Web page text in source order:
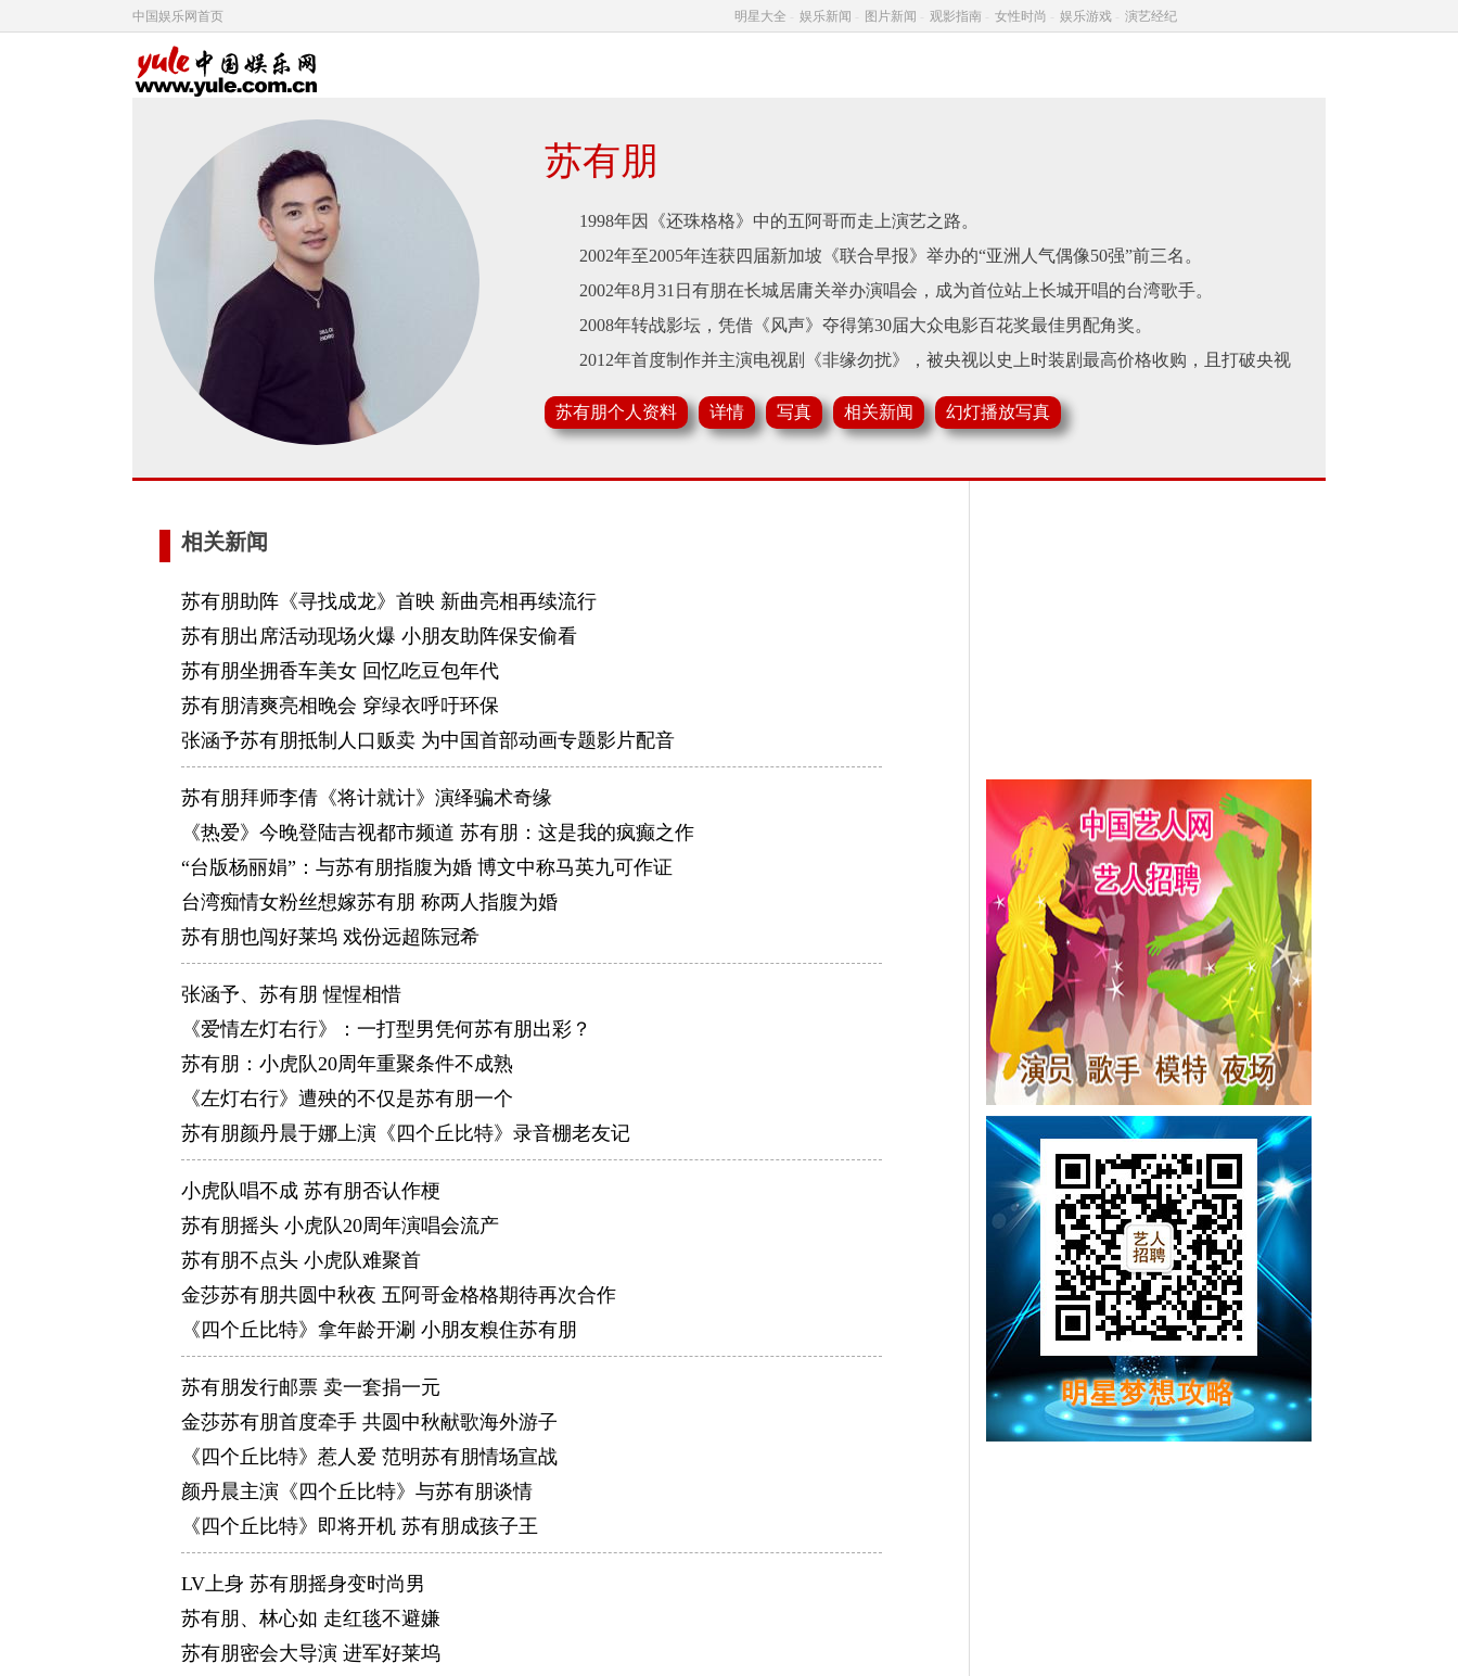
中国娱乐网首页 明星大全 娱乐新闻 图片新闻 观影指南 女性时尚 娱乐游戏 演艺经纪
苏有朋
1998年因《还珠格格》中的五阿哥而走上演艺之路。
2002年至2005年连获四届新加坡《联合早报》举办的“亚洲人气偶像50强”前三名。
2002年8月31日有朋在长城居庸关举办演唱会，成为首位站上长城开唱的台湾歌手。
2008年转战影坛，凭借《风声》夺得第30届大众电影百花奖最佳男配角奖。
2012年首度制作并主演电视剧《非缘勿扰》，被央视以史上时装剧最高价格收购，且打破央视
收视记录。
2014年8月，苏有朋首次担任导演， 执导电影《左耳》提名台湾金马奖。
苏有朋个人资料 详情 写真 相关新闻 幻灯播放写真
相关新闻
苏有朋助阵《寻找成龙》首映 新曲亮相再续流行
苏有朋出席活动现场火爆 小朋友助阵保安偷看
苏有朋坐拥香车美女 回忆吃豆包年代
苏有朋清爽亮相晚会 穿绿衣呼吁环保
张涵予苏有朋抵制人口贩卖 为中国首部动画专题影片配音
苏有朋拜师李倩《将计就计》演绎骗术奇缘
《热爱》今晚登陆吉视都市频道 苏有朋：这是我的疯癫之作
“台版杨丽娟”：与苏有朋指腹为婚 博文中称马英九可作证
台湾痴情女粉丝想嫁苏有朋 称两人指腹为婚
苏有朋也闯好莱坞 戏份远超陈冠希
张涵予、苏有朋 惺惺相惜
《爱情左灯右行》：一打型男凭何苏有朋出彩？
苏有朋：小虎队20周年重聚条件不成熟
《左灯右行》遭殃的不仅是苏有朋一个
苏有朋颜丹晨于娜上演《四个丘比特》录音棚老友记
小虎队唱不成 苏有朋否认作梗
苏有朋摇头 小虎队20周年演唱会流产
苏有朋不点头 小虎队难聚首
金莎苏有朋共圆中秋夜 五阿哥金格格期待再次合作
《四个丘比特》拿年龄开涮 小朋友糗住苏有朋
苏有朋发行邮票 卖一套捐一元
金莎苏有朋首度牵手 共圆中秋献歌海外游子
《四个丘比特》惹人爱 范明苏有朋情场宣战
颜丹晨主演《四个丘比特》与苏有朋谈情
《四个丘比特》即将开机 苏有朋成孩子王
LV上身 苏有朋摇身变时尚男
苏有朋、林心如 走红毯不避嫌
苏有朋密会大导演 进军好莱坞